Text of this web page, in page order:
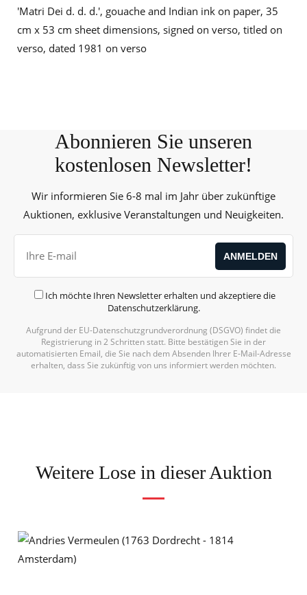
'Matri Dei d. d. d.', gouache and Indian ink on paper, 35
cm x 53 cm sheet dimensions, signed on verso, titled on
verso, dated 1981 on verso
Abonnieren Sie unseren
kostenlosen Newsletter!
Wir informieren Sie 6-8 mal im Jahr über zukünftige
Auktionen, exklusive Veranstaltungen und Neuigkeiten.
Ich möchte Ihren Newsletter erhalten und akzeptiere die
Datenschutzerklärung.
Aufgrund der EU-Datenschutzgrundverordnung (DSGVO) findet die
Registrierung in 2 Schritten statt. Bitte bestätigen Sie in der
automatisierten Email, die Sie nach dem Absenden Ihrer E-Mail-Adresse
erhalten, dass Sie zukünftig von uns informiert werden möchten.
Weitere Lose in dieser Auktion